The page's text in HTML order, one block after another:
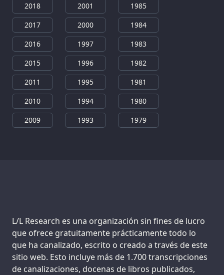
2018
2017
2016
2015
2011
2010
2009
2001
2000
1997
1996
1995
1994
1993
1985
1984
1983
1982
1981
1980
1979
Support us:
L/L Research es una organización sin fines de lucro
que ofrece gratuitamente prácticamente todo lo
que ha canalizado, escrito o creado a través de este
sitio web. Esto incluye más de 1.700 transcripciones
de canalizaciones, docenas de libros publicados,